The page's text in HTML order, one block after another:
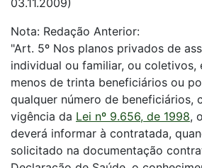
03.11.2009)
Nota: Redação Anterior:
"Art. 5º Nos planos privados de
individual ou familiar, ou coletivos,
menos de trinta beneficiários ou
qualquer número de beneficiários,
vigência da Lei nº 9.656, de 1998,
deverá informar à contratada,
solicitado na documentação